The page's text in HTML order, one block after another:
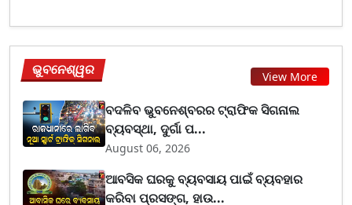
ଭୁବନେଶ୍ୱର View More
ବଦଳିବ ଭୁବନେଶ୍ବରର ଟ୍ରାଫିକ ସିଗନାଲ
ବ୍ୟବସ୍ଥା, ଦୁର୍ଗା ପ...
August 06, 2026
ଆବସିକ ଘରକୁ ବ୍ୟବସାୟ ପାଇଁ ବ୍ୟବହାର
କରିବା ପ୍ରସଙ୍ଗ, ହାଉ...